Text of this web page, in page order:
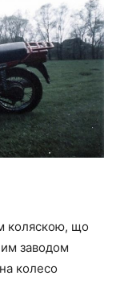
коляскою, що
заводом
колесо